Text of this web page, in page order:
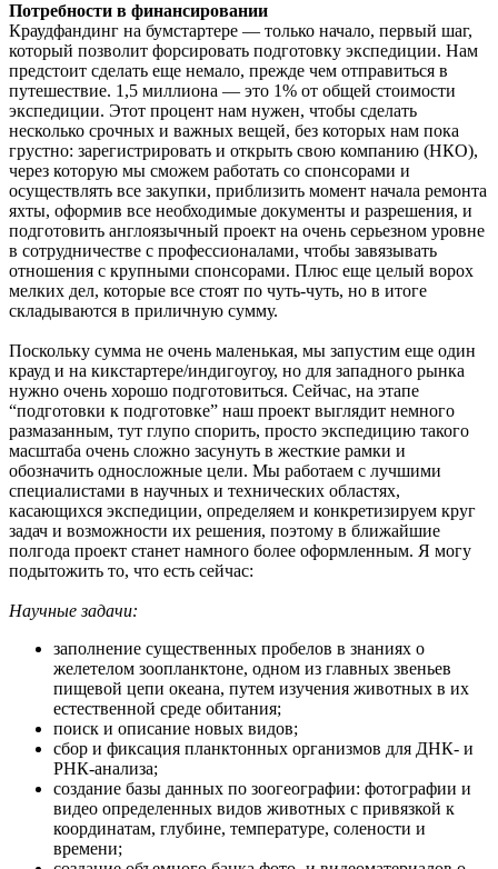
Потребности в финансировании
Краудфандинг на бумстартере — только начало, первый шаг,
который позволит форсировать подготовку экспедиции. Нам
предстоит сделать еще немало, прежде чем отправиться в
путешествие. 1,5 миллиона — это 1% от общей стоимости
экспедиции. Этот процент нам нужен, чтобы сделать
несколько срочных и важных вещей, без которых нам пока
грустно: зарегистрировать и открыть свою компанию (НКО),
через которую мы сможем работать со спонсорами и
осуществлять все закупки, приблизить момент начала ремонта
яхты, оформив все необходимые документы и разрешения, и
подготовить англоязычный проект на очень серьезном уровне
в сотрудничестве с профессионалами, чтобы завязывать
отношения с крупными спонсорами. Плюс еще целый ворох
мелких дел, которые все стоят по чуть-чуть, но в итоге
складываются в приличную сумму.
Поскольку сумма не очень маленькая, мы запустим еще один
крауд и на кикстартере/индигоугоу, но для западного рынка
нужно очень хорошо подготовиться. Сейчас, на этапе
“подготовки к подготовке” наш проект выглядит немного
размазанным, тут глупо спорить, просто экспедицию такого
масштаба очень сложно засунуть в жесткие рамки и
обозначить односложные цели. Мы работаем с лучшими
специалистами в научных и технических областях,
касающихся экспедиции, определяем и конкретизируем круг
задач и возможности их решения, поэтому в ближайшие
полгода проект станет намного более оформленным. Я могу
подытожить то, что есть сейчас:
Научные задачи:
заполнение существенных пробелов в знаниях о
желетелом зоопланктоне, одном из главных звеньев
пищевой цепи океана, путем изучения животных в их
естественной среде обитания;
поиск и описание новых видов;
сбор и фиксация планктонных организмов для ДНК- и
РНК-анализа;
создание базы данных по зоогеографии: фотографии и
видео определенных видов животных с привязкой к
координатам, глубине, температуре, солености и
времени;